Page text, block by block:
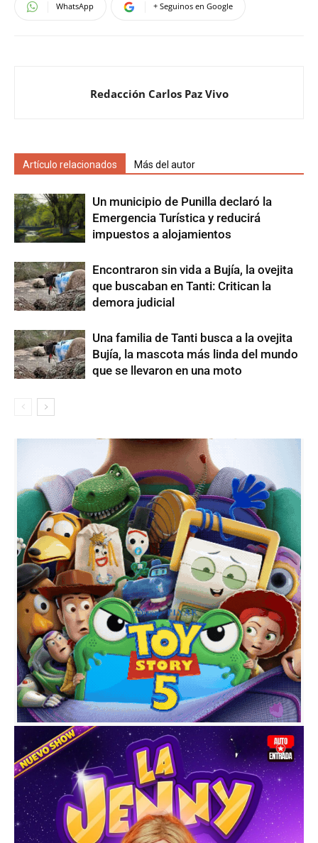
WhatsApp + Seguinos en Google
Redacción Carlos Paz Vivo
Artículo relacionados Más del autor
Un municipio de Punilla declaró la
Emergencia Turística y reducirá
impuestos a alojamientos
Encontraron sin vida a Bujía, la ovejita
que buscaban en Tanti: Critican la
demora judicial
Una familia de Tanti busca a la ovejita
Bujía, la mascota más linda del mundo
que se llevaron en una moto